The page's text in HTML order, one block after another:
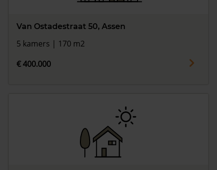
Van Ostadestraat 50, Assen
5 kamers | 170 m2
€ 400.000